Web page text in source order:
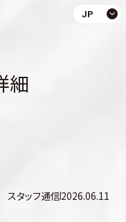
JP
細
スタッフ通信2026.06.11